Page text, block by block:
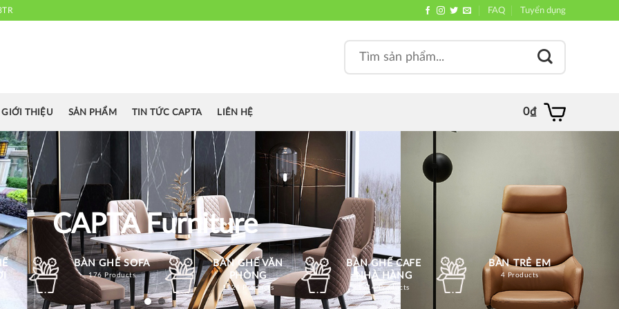
FAQ Tuyển dụng
for:
GIỚI THIỆU SẢN PHẨM TIN TỨC CAPTA LIÊN HỆ 0₫
CAPTA Furniture
BÀN GHẾ SOFA
176 Products
BÀN GHẾ VĂN
PHÒNG
1124 Products
BÀN GHẾ CAFE
NHÀ HÀNG
1214 Products
BÀN TRẺ EM
4 Products